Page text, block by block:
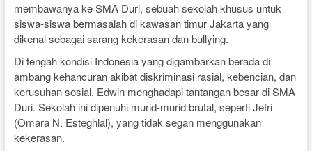
membawanya ke SMA Duri, sebuah sekolah khusus untuk
siswa-siswa bermasalah di kawasan timur Jakarta yang
dikenal sebagai sarang kekerasan dan bullying.
Di tengah kondisi Indonesia yang digambarkan berada di
ambang kehancuran akibat diskriminasi rasial, kebencian, dan
kerusuhan sosial, Edwin menghadapi tantangan besar di SMA
Duri. Sekolah ini dipenuhi murid-murid brutal, seperti Jefri
(Omara N. Esteghlal), yang tidak segan menggunakan
kekerasan.